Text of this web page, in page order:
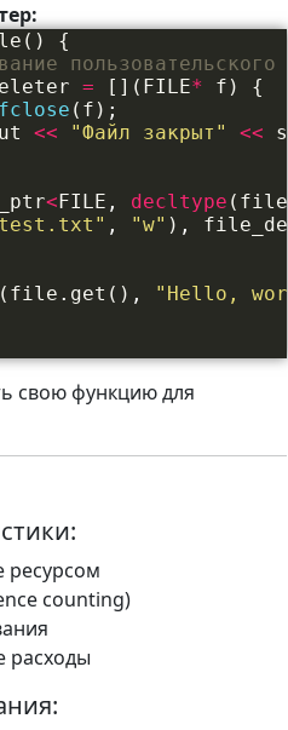
( )
{
= [ ] ( FILE* f )
{
fclose ( f ) ;
<< "Файл закрыт " <<
<FILE , decltype (
test.txt " , "w" ) ,
( file . get ( ) , " Hello,
свою функцию для
ресурсом
counting)
расходы